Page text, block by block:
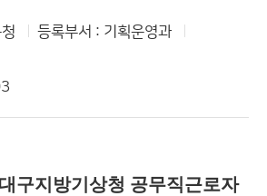
등록부서 : 기획운영과
구지방기상청 공무직근로자